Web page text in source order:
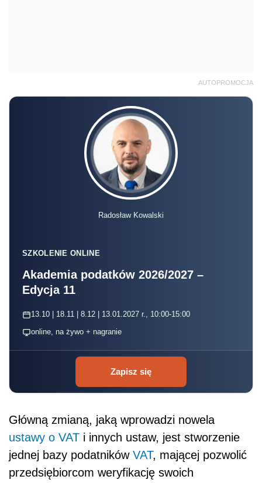
AUTOPROMOCJA
Radosław Kowalski
SZKOLENIE ONLINE
Akademia podatków 2026/2027 –
Edycja 11
13.10 | 18.11 | 8.12 | 13.01.2027 r., 10:00-15:00
online, na żywo + nagranie
Zapisz się
Główną zmianą, jaką wprowadzi nowela
ustawy o VAT i innych ustaw, jest stworzenie
jednej bazy podatników VAT, mającej pozwolić
przedsiębiorcom weryfikację swoich